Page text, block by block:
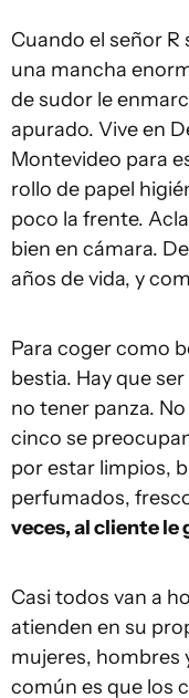
Cuando el señor R
una mancha
de sudor le
apurado. Vive en
Montevideo para
rollo de papel
poco la frente.
bien en cámara.
años de vida, y
Para coger como
bestia. Hay que
no tener panza.
cinco se
por estar limpios,
perfumados,
veces, al cliente le
Casi todos van a
atienden en su
mujeres, hombres
común es que los